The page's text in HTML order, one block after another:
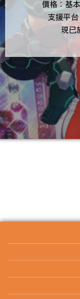
價格：基
支援平
現已